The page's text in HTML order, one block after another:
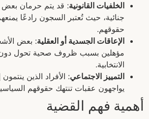
الخلفيات القانونية: قد يتم حرمان بعض
جنائية، حيث تُعتبر السجون رادعًا
حقوقهم.
الإعاقات الجسدية أو العقلية: بعض
مؤهلين بسبب ظروف صحية تحول دون
الانتخابية.
التمييز الاجتماعي: الأفراد الذين
يواجهون عقبات تنتهك حقوقهم
أهمية فهم القضية